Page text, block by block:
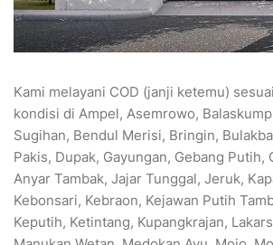
Kami melayani COD (janji ketemu)
kondisi di Ampel, Asemrowo,
Sugihan, Bendul Merisi, Bringin,
Pakis, Dupak, Gayungan, Gebang Putih,
Anyar Tambak, Jajar Tunggal, Jeruk,
Kebonsari, Kebraon, Kejawan Putih
Keputih, Ketintang, Kupangkrajan,